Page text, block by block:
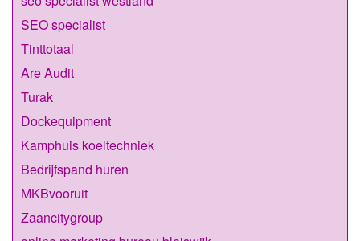
SEO specialist
Tinttotaal
Are Audit
Turak
Dockequipment
Kamphuis koeltechniek
Bedrijfspand huren
MKBvooruit
Zaancitygroup